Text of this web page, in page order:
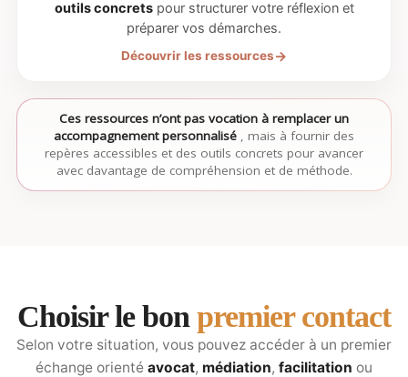
outils concretspour structurer votre réflexion et
préparer vos démarches.
Découvrir les ressources
Ces ressources n’ont pas vocation à remplacer un
accompagnement personnalisé , mais à fournir des
repères accessibles et des outils concrets pour avancer
avec davantage de compréhension et de méthode.
Choisir le bon premier contact
Selon votre situation, vous pouvez accéder à un premier
échange orienté avocat, médiation, facilitation ou